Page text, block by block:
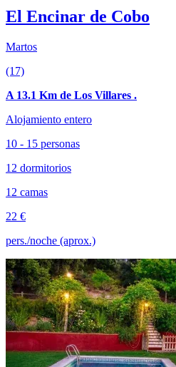
El Encinar de Cobo
Martos
(17)
A 13.1 Km de Los Villares .
Alojamiento entero
10 - 15 personas
12 dormitorios
12 camas
22 €
pers./noche (aprox.)